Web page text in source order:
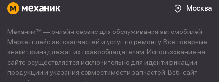
Москва
Механик™ — онлайн сервис для обслуживания автомобилей.
Маркетплейс автозапчастей и услуг по ремонту. Все товарные
знаки принадлежат их правообладателям. Использование на
сайте осуществляется исключительно для идентификации
продукции и указания совместимости запчастей. Веб-сайт